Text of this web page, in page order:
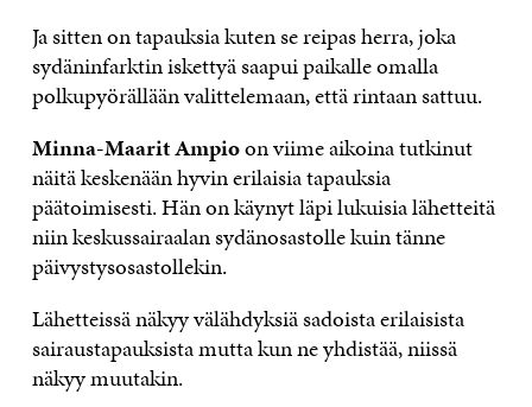
Ja sitten on tapauksia kuten se reipas herra, joka
sydäninfarktin iskettyä saapui paikalle omalla
polkupyörällään valittelemaan, että rintaan sattuu.
Minna-Maarit Ampioon viime aikoina tutkinut
näitä keskenään hyvin erilaisia tapauksia
päätoimisesti. Hän on käynyt läpi lukuisia lähetteitä
niin keskussairaalan sydänosastolle kuin tänne
päivystysosastollekin.
Lähetteissä näkyy välähdyksiä sadoista erilaisista
sairaustapauksista mutta kun ne yhdistää, niissä
näkyy muutakin.